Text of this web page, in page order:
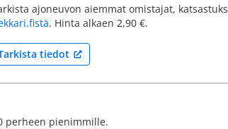
ajoneuvon aiemmat omistajat,
. Hinta alkaen 2,90 €.
tiedot
perheen pienimmille.